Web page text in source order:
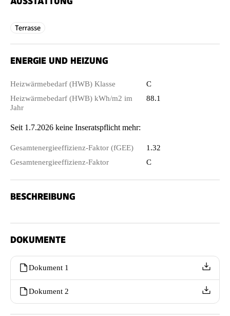
Terrasse
ENERGIE UND HEIZUNG
Heizwärmebedarf (HWB) Klasse
C
Heizwärmebedarf (HWB) kWh/m2 im
Jahr
88.1
Seit 1.7.2026 keine Inseratspflicht mehr:
Gesamtenergieeffizienz-Faktor (fGEE)
1.32
Gesamtenergieeffizienz-Faktor
C
BESCHREIBUNG
DOKUMENTE
Dokument 1
Dokument 2